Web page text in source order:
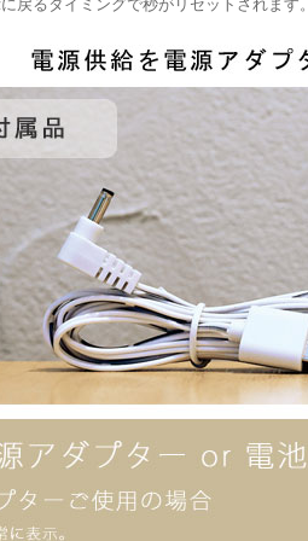
戻るタイミングで秒がリセットされます。